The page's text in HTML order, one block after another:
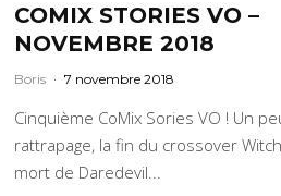
COMIX STORIES VO –
NOVEMBRE 2018
Boris · 7 novembre 2018
Cinquième CoMix Sories VO ! Un
rattrapage, la fin du crossover
mort de Daredevil...